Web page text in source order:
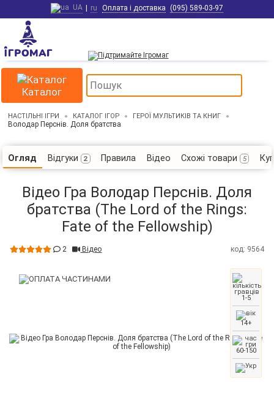
UA | ru Оплата і доставка (095) 589-03-97
Каталог
НАСТІЛЬНІ ІГРИ КАТАЛОГ ІГОР ГЕРОЇ МУЛЬТИКІВ ТА КНИГ
Володар Перснів. Доля братства
Огляд Відгуки 2 Правила Відео Схожі товари 5
Відео Гра Володар Перснів. Доля
братства (The Lord of the Rings:
Fate of the Fellowship)
2 Відео код: 9564
1-5
14+
60-150